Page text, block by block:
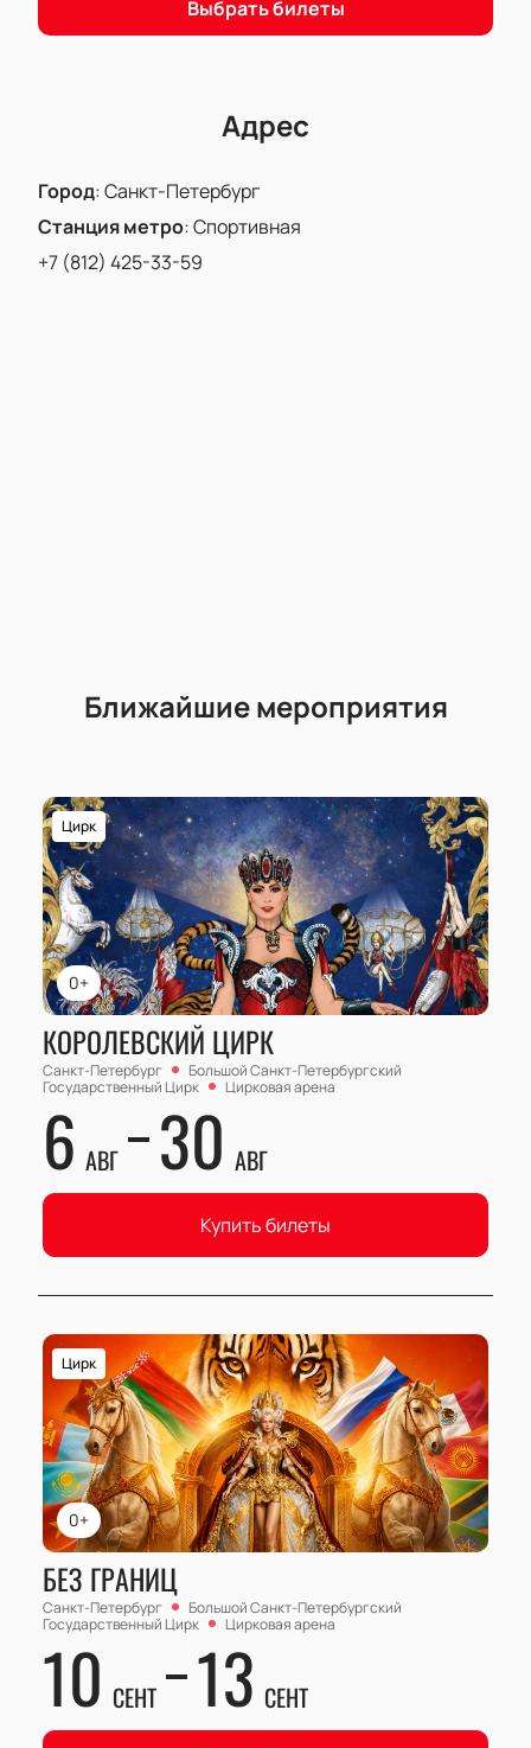
великолепном шоу!
Выбрать билеты
Адрес
Город:Санкт-Петербург
Станция метро:Спортивная
+7 (812) 425-33-59
Ближайшие мероприятия
0+
Цирк
КОРОЛЕВСКИЙ ЦИРК
Санкт-Петербург
Большой Cанкт-Петербургский
Государственный Цирк
Цирковая арена
6 АВГ 30 АВГ
Купить билеты
0+
Цирк
БЕЗ ГРАНИЦ
Санкт-Петербург
Большой Cанкт-Петербургский
Государственный Цирк
Цирковая арена
10 СЕНТ 13 СЕНТ